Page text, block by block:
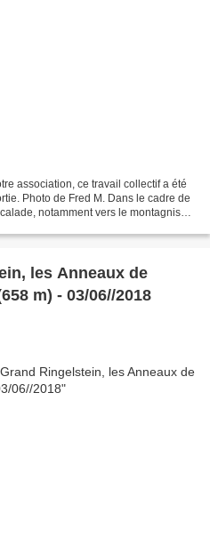
association, ce travail collectif a été
Photo de Fred M. Dans le cadre de
notamment vers le montagnisme
les Anneaux de
m) - 03/06//2018